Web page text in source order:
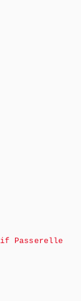
Passerelle